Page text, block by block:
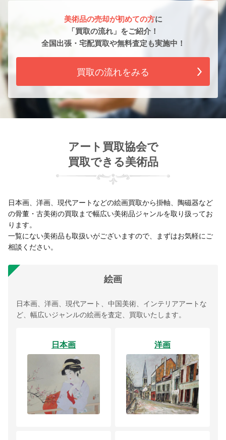
美術品の売却が初めての方に
「買取の流れ」をご紹介！
全国出張・宅配買取や無料査定も実施中！
買取の流れをみる
アート買取協会で
買取できる美術品
日本画、洋画、現代アートなどの絵画買取から掛軸、陶磁器など
の骨董・古美術の買取まで幅広い美術品ジャンルを取り扱ってお
ります。
一覧にない美術品も取扱いがございますので、まずはお気軽にご
相談ください。
絵画
日本画、洋画、現代アート、中国美術、インテリアアートな
ど、幅広いジャンルの絵画を査定、買取いたします。
日本画 洋画